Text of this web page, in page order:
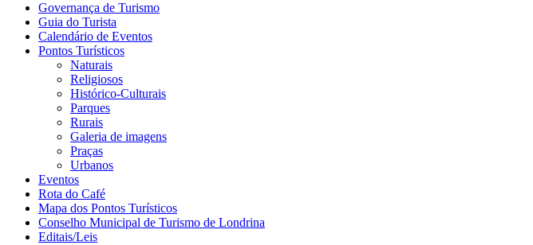
Governança de Turismo
Guia do Turista
Calendário de Eventos
Pontos Turísticos
Naturais
Religiosos
Histórico-Culturais
Parques
Rurais
Galeria de imagens
Praças
Urbanos
Eventos
Rota do Café
Mapa dos Pontos Turísticos
Conselho Municipal de Turismo de Londrina
Editais/Leis